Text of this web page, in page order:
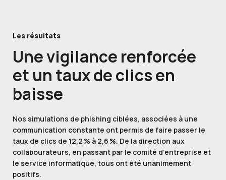
Les résultats
Unevigilance renforcée
et un taux de clics en
baisse
Nos simulations de phishing ciblées, associées à une
communication constante ont permis de faire passer le
taux de clics de 12,2 % à 2,6 %. De la direction aux
collabourateurs, en passant par le comité d’entreprise et
le service informatique, tous ont été unanimement
positifs.